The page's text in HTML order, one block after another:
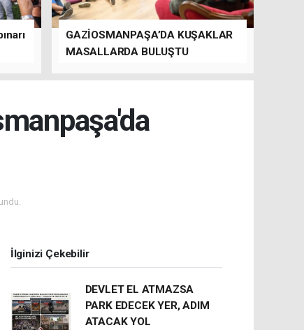
GAZİOSMANPAŞA’DA KUŞAKLAR
MASALLARDA BULUŞTU
İlginizi Çekebilir
DEVLET EL ATMAZSA
PARK EDECEK YER, ADIM
ATACAK YOL